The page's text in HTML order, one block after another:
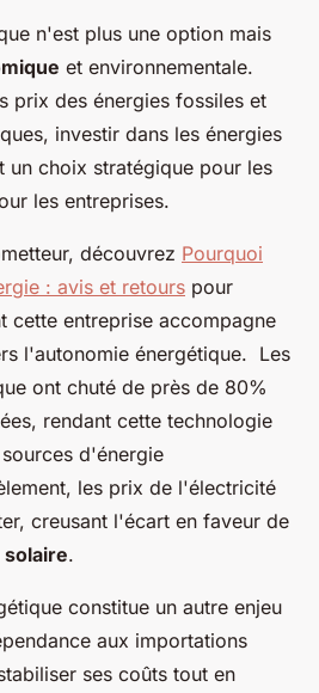
n'est plus une option mais
et environnementale.
prix des énergies fossiles et
investir dans les énergies
un choix stratégique pour les
les entreprises.
découvrez Pourquoi
: avis et retours pour
cette entreprise accompagne
l'autonomie énergétique. Les
ont chuté de près de 80%
rendant cette technologie
d'énergie
les prix de l'électricité
creusant l'écart en faveur de
.
constitue un autre enjeu
aux importations
ses coûts tout en